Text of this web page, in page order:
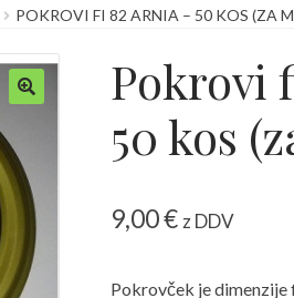
in kako jih v brskalniku izključimo?
Zaključek nakupa
POKROVI FI 82 ARNIA – 50 KOS (ZA
Pokrovi
50 kos
9,00€z DDV
Pokrovček je dimenzije